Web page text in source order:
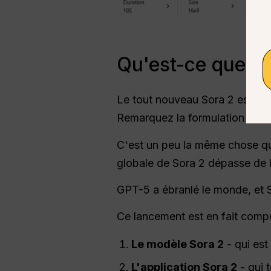
Qu'est-ce que
Le tout nouveau Sora 2 est un
Remarquez la formulation :
C'est un peu la même chose
globale de Sora 2 dépasse de
GPT-5 a ébranlé le monde, et
Ce lancement est en fait
Le modèle Sora 2 - qui est
L'application Sora 2 - qui